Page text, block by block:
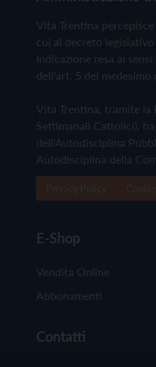
Vita Trentina
cui al decreto
Indicazione resa ai
dell'art. 5 del medesimo
Vita Trentina, tramite la
Settimanali Cattolici),
dell'Autodisciplina
Autodisciplina della
E-Shop
Vendita Online
Abbonamenti
Contatti